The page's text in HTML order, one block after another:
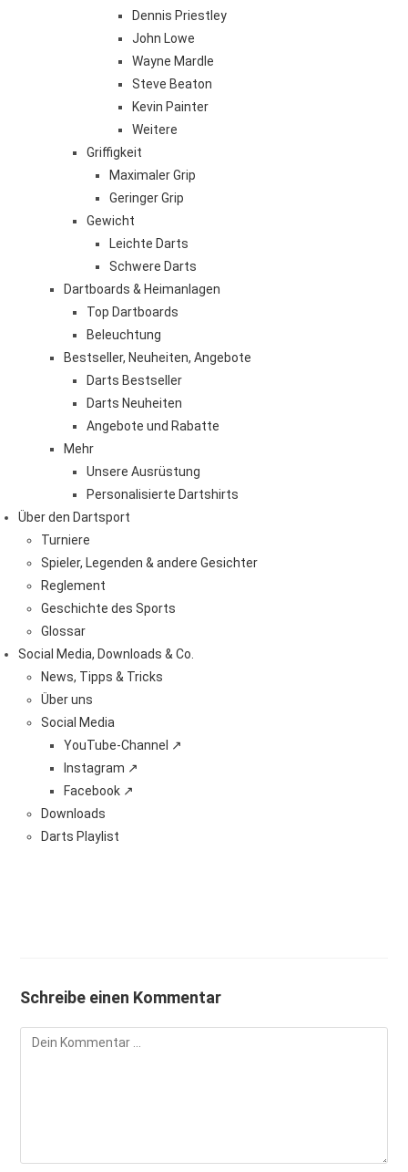
Dennis Priestley
John Lowe
Wayne Mardle
Steve Beaton
Kevin Painter
Weitere
Griffigkeit
Maximaler Grip
Geringer Grip
Gewicht
Leichte Darts
Schwere Darts
Dartboards & Heimanlagen
Top Dartboards
Beleuchtung
Bestseller, Neuheiten, Angebote
Darts Bestseller
Darts Neuheiten
Angebote und Rabatte
Mehr
Unsere Ausrüstung
Personalisierte Dartshirts
Über den Dartsport
Turniere
Spieler, Legenden & andere Gesichter
Reglement
Geschichte des Sports
Glossar
Social Media, Downloads & Co.
News, Tipps & Tricks
Über uns
Social Media
YouTube-Channel ↗
Instagram ↗
Facebook ↗
Downloads
Darts Playlist
Schreibe einen Kommentar
Kommentieren